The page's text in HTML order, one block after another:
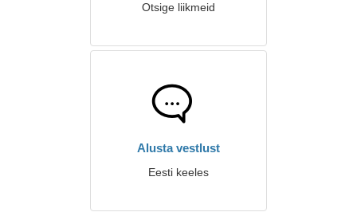
Otsige liikmeid
Alusta vestlust
Eesti keeles